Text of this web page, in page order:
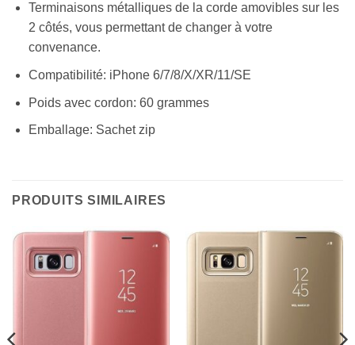
Terminaisons métalliques de la corde amovibles sur les
2 côtés, vous permettant de changer à votre
convenance.
Compatibilité: iPhone 6/7/8/X/XR/11/SE
Poids avec cordon: 60 grammes
Emballage: Sachet zip
PRODUITS SIMILAIRES